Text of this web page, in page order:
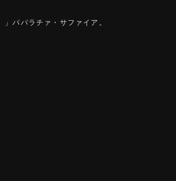
パパラチァ・サファイア。